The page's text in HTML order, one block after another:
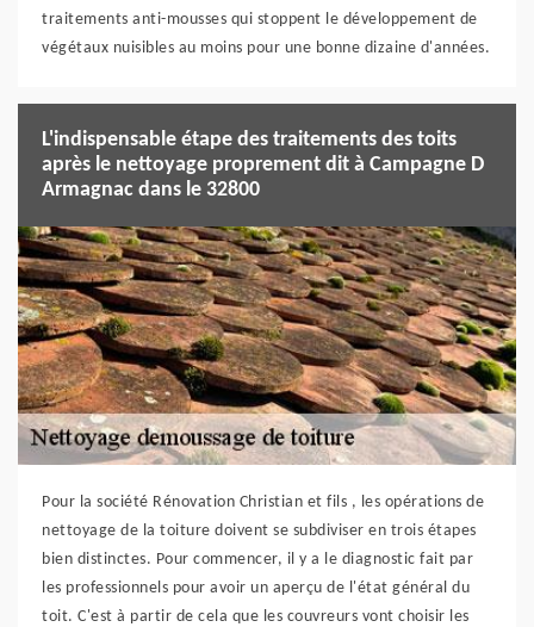
traitements anti-mousses qui stoppent le développement de
végétaux nuisibles au moins pour une bonne dizaine d'années.
L'indispensable étape des traitements des toits
après le nettoyage proprement dit à Campagne D
Armagnac dans le 32800
Pour la société Rénovation Christian et fils , les opérations de
nettoyage de la toiture doivent se subdiviser en trois étapes
bien distinctes. Pour commencer, il y a le diagnostic fait par
les professionnels pour avoir un aperçu de l'état général du
toit. C'est à partir de cela que les couvreurs vont choisir les